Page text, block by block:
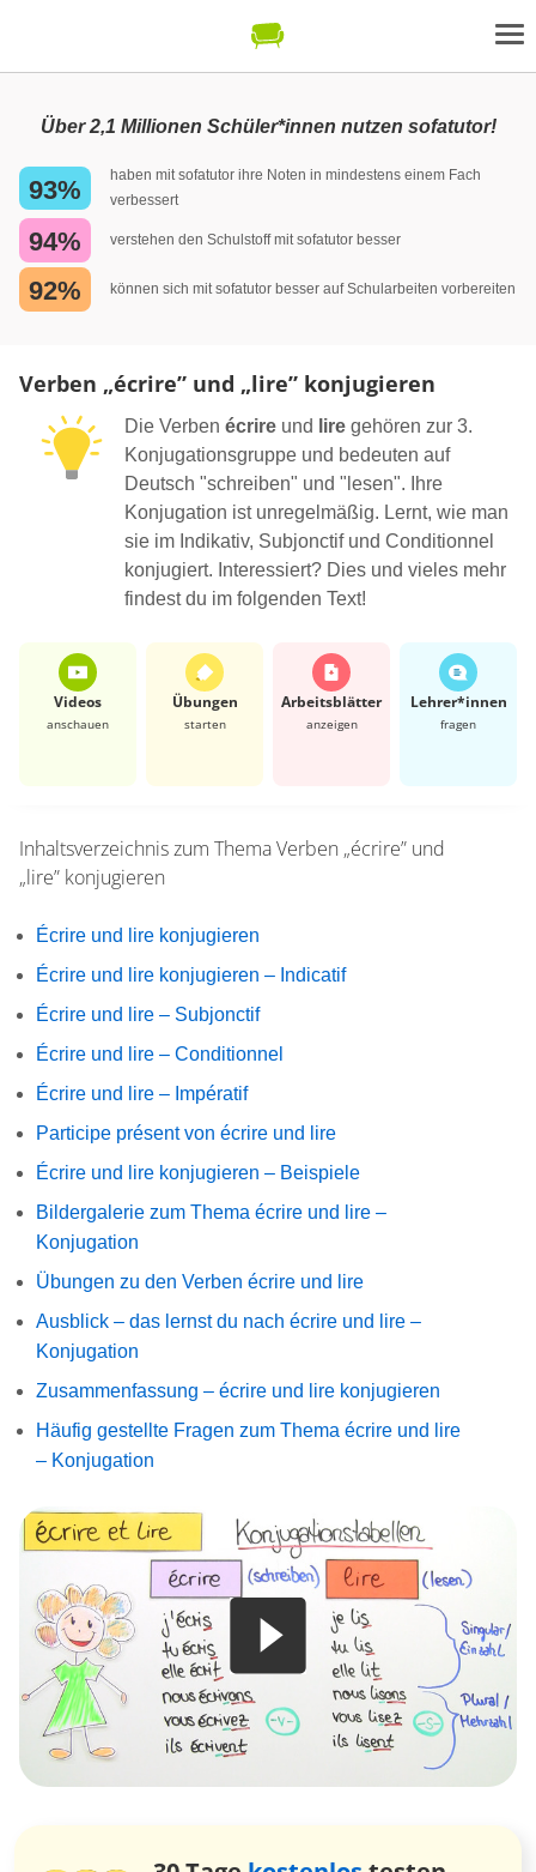
Über 2,1 Millionen Schüler*innen nutzen sofatutor!
93%
haben mit sofatutor ihre Noten in mindestens einem Fach
verbessert
94% verstehen den Schulstoff mit sofatutor besser
92% können sich mit sofatutor besser auf Schularbeiten vorbereiten
Verben „écrire” und „lire” konjugieren
Die Verben écrire und lire gehören zur 3.
Konjugationsgruppe und bedeuten auf
Deutsch "schreiben" und "lesen". Ihre
Konjugation ist unregelmäßig. Lernt, wie man
sie im Indikativ, Subjonctif und Conditionnel
konjugiert. Interessiert? Dies und vieles mehr
findest du im folgenden Text!
Videos
anschauen
Übungen
starten
Arbeits­blätter
anzeigen
Lehrer*​innen
fragen
Inhaltsverzeichnis zum ThemaVerben „écrire” und
„lire” konjugieren
Écrire und lire konjugieren
Écrire und lire konjugieren – Indicatif
Écrire und lire – Subjonctif
Écrire und lire – Conditionnel
Écrire und lire – Impératif
Participe présent von écrire und lire
Écrire und lire konjugieren – Beispiele
Bildergalerie zum Thema écrire und lire –
Konjugation
Übungen zu den Verben écrire und lire
Ausblick – das lernst du nach écrire und lire –
Konjugation
Zusammenfassung – écrire und lire konjugieren
Häufig gestellte Fragen zum Thema écrire und lire
– Konjugation